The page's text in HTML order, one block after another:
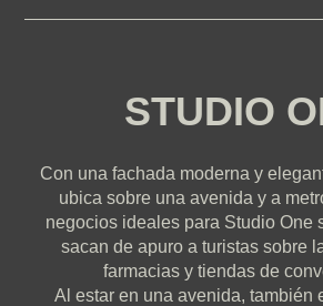
STUDIO
Con una fachada moderna y
ubica sobre una avenida y a
negocios ideales para Studio One
sacan de apuro a turistas sobre
farmacias y tiendas de
Al estar en una avenida, también